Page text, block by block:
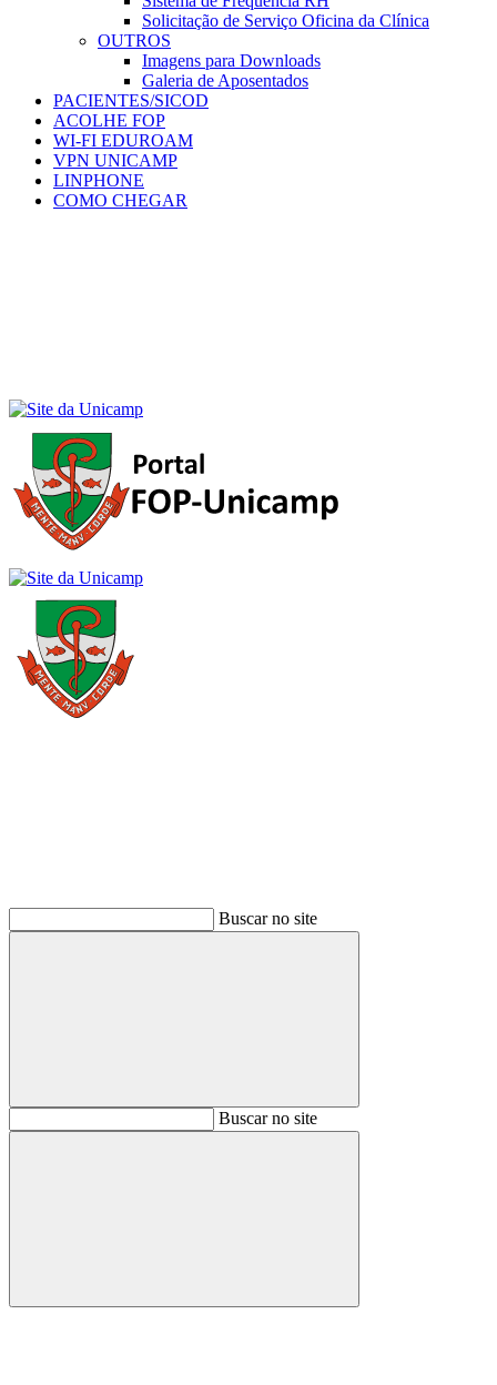
Solicitação de Serviço Oficina da Clínica
OUTROS
Imagens para Downloads
Galeria de Aposentados
PACIENTES/SICOD
ACOLHE FOP
WI-FI EDUROAM
VPN UNICAMP
LINPHONE
COMO CHEGAR
Buscar no site
BuscarBuscar no site
Buscar